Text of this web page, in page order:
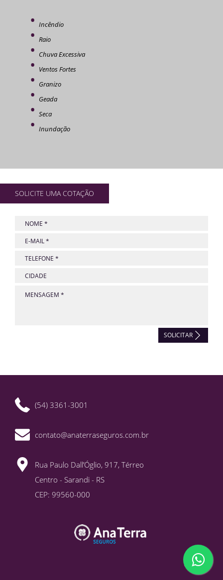
Incêndio
Raio
Chuva Excessiva
Ventos Fortes
Granizo
Geada
Seca
Inundação
SOLICITE UMA COTAÇÃO
SOLICITAR
(54) 3361-3001
contato@anaterraseguros.com.br
Rua Paulo Dall’Óglio, 917, Térreo
Centro - Sarandi - RS
CEP: 99560-000